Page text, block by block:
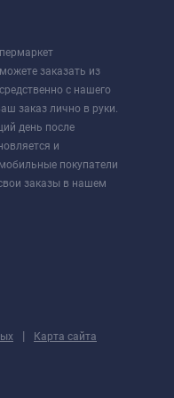
заказать из
с нашего
заказ лично в руки.
день после
и
покупатели
заказы в нашем
| Карта сайта